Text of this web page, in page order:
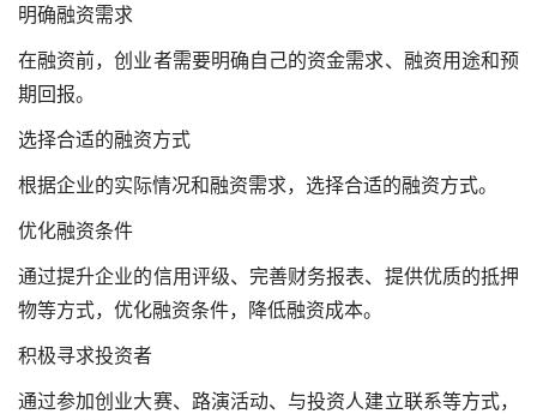
明确融资需求
在融资前，创业者需要明确自己的资金需求、融资用途和预
期回报。
选择合适的融资方式
根据企业的实际情况和融资需求，选择合适的融资方式。
优化融资条件
通过提升企业的信用评级、完善财务报表、提供优质的抵押
物等方式，优化融资条件，降低融资成本。
积极寻求投资者
通过参加创业大赛、路演活动、与投资人建立联系等方式，